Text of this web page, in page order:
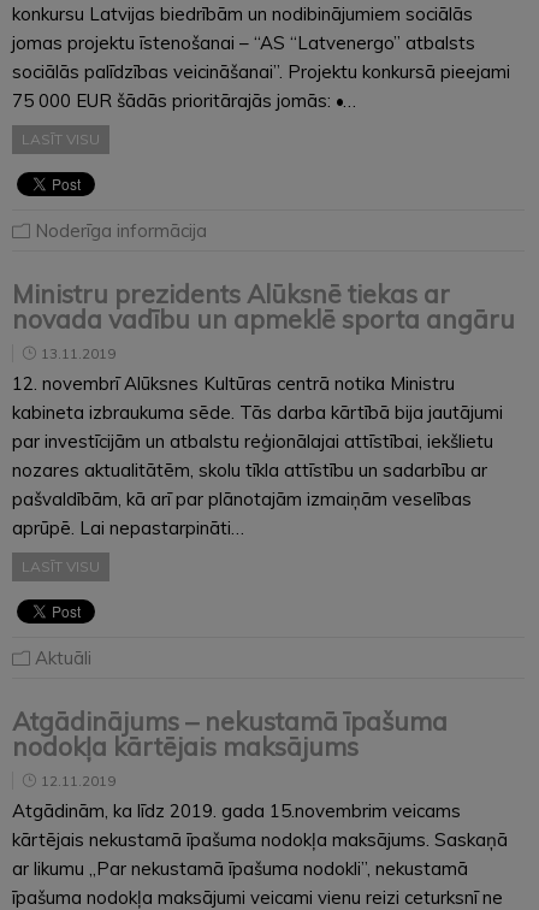
konkursu Latvijas biedrībām un nodibinājumiem sociālās
jomas projektu īstenošanai – “AS “Latvenergo” atbalsts
sociālās palīdzības veicināšanai”. Projektu konkursā pieejami
75 000 EUR šādās prioritārajās jomās: •…
LASĪT VISU
Noderīga informācija
Ministru prezidents Alūksnē tiekas ar
novada vadību un apmeklē sporta angāru
13.11.2019
12. novembrī Alūksnes Kultūras centrā notika Ministru
kabineta izbraukuma sēde. Tās darba kārtībā bija jautājumi
par investīcijām un atbalstu reģionālajai attīstībai, iekšlietu
nozares aktualitātēm, skolu tīkla attīstību un sadarbību ar
pašvaldībām, kā arī par plānotajām izmaiņām veselības
aprūpē. Lai nepastarpināti…
LASĪT VISU
Aktuāli
Atgādinājums – nekustamā īpašuma
nodokļa kārtējais maksājums
12.11.2019
Atgādinām, ka līdz 2019. gada 15.novembrim veicams
kārtējais nekustamā īpašuma nodokļa maksājums. Saskaņā
ar likumu „Par nekustamā īpašuma nodokli”, nekustamā
īpašuma nodokļa maksājumi veicami vienu reizi ceturksnī ne